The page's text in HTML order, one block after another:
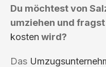
Du möchtest von
umziehen und
kosten wird?
Das